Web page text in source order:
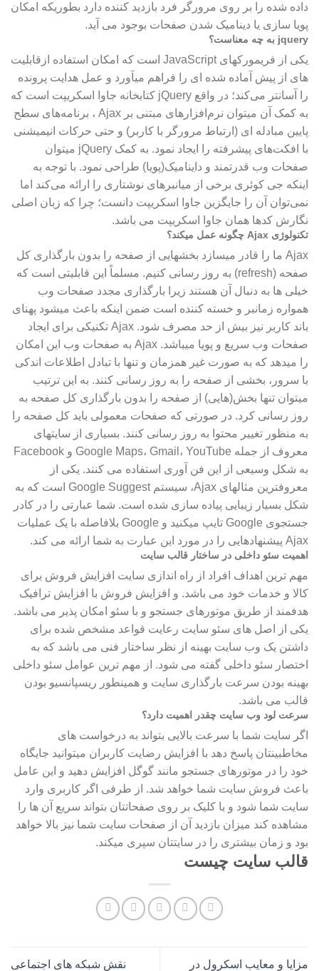
داده شده را بر روی مرورگر فرد بازدید کننده دارد بطوریکه امکان
پویا سازی یا دینامیک شدن صفحات بوجود می آید.
jquery به چه معناست؟
یکی از فریم‎ورک‎های JavaScript است که امکان استفاده ازقابلیت
های از پیش آماده شده ای را فراهم می‎آورد و عمل هدایت پرونده
را آسان‎تر می‌کند؛ در واقع jQuery کتابخانه جاوا اسکریپت است که
به کمک آن می‎توان نرم‌افزارهای مبتنی بر Ajax ، برنامه‌های سطح
پایین مبادله ای (ارتباط مرورگر با کاربر) و حتی حرکات انیمیشنی
با افکت‌های پیشرفته را ایجاد نمود. به کمک jQuery می‎توان
صفحات وب قدرتمند و داینامیک(پویا) طراحی نمود. با توجه به
اینکه جی کوئری برخی از میانبرهای نوشتاری را ارائه می‌کند اما
نمی‌توان آن را جایگزین جاوا اسکریپت دانست؛ چرا که زبان اصلی
نگارش کدها همان جاوا اسکریپت می‌ باشد.
تکنولوژی Ajax چگونه عمل میکند؟
Ajax ما را قادر میسازد بخشهایی از صفحه را بدون بارگذاری کل
صفحه (refresh) به روز رسانی کنیم. مسلماً این قابلیتی است که
خیلی ها به دنبال آن هستند زیرا بارگذاری مجدد صفحات وب
همواره زمانبر و خسته کننده است ضمن اینکه باعث میشود پهنای
باند کاربر نیز بیش از حد مصرف شود. Ajax تکنیکی برای ایجاد
صفحات وب سریع و پویا میباشد. Ajax به صفحات وب این امکان
را میدهد که به صورت غیر همزمان و تنها با تبادل اطلاعات اندکی
با سرور، بخشی از صفحه را به روز رسانی کنند. به این ترتیب
میتوان تنها بخش(هایی) از صفحه را بدون بارگذاری کل صفحه به
روز رسانی کرد. در صورتی که صفحات معمولی باید کل صفحه را
به منظور تغییر محتوا به روز رسانی کنند. بسیاری از سایتهای
معروف از جمله Google Maps، Gmail، YouTube و Facebook
به شکل وسیعی از این فن آوری استفاده می کنند. یکی از
معروفترین مثالهای Ajax، سیستم Google Suggest است که به
شکل بسیار زیبایی پیاده سازی شده است. شما عبارتی را در کادر
جستجوی Google تایپ میکنید و Google بلافاصله با یک عملیات
Ajax پیشنهادهایی را در مورد این عبارت به شما ارائه می کند.
اهمیت سئو داخلی در ساختار قالب سایت
مهم ترین اهداف افراد از راه اندازی سایت افزایش فروش برای
کالا و خدمات خود می باشد. و افزایش فروش با افزایش ترافیک
هدفمند از طریق موتورهای جستجو و با سئو امکان پذیر می باشد.
یکی از اصل های سئو سایت رعایت قواعد مشخص شده برای
داشتن یک وب سایت بهینه از نظر ساختار فنی می باشد که به
اختصار سئو داخلی گفته می شود. از مهم ترین عوامل سئو داخلی
بهینه بودن سرعت بارگذاری سایت و همینطور ریسپانسیو بودن
قالب می باشد.
سرعت لود وب سایت چقدر اهمیت دارد؟
اگر سایت شما با سرعت بالایی بتواند به درخواست های
مخاطبینتان پاسخ دهد با افزایش رضایت کاربران میتوانید جایگاه
خود را در موتورهای جستجو مانند گوگل افزایش دهید و این عامل
باعث فروش سایت شما خواهد شد. از طرفی اگر کاربری وارد
سایت شما شود و با کلیک بر روی صفحاتتان بتواند سریع آن ها را
مشاهده کند میزان بازدید آن از صفحات سایت شما نیز بالا خواهد
بود و زمان بیشتری را در سایتتان سپری میکند.
قالب سایت چیست
مزایا و معایب اسکرول در
نقش شبکه های اجتماعی